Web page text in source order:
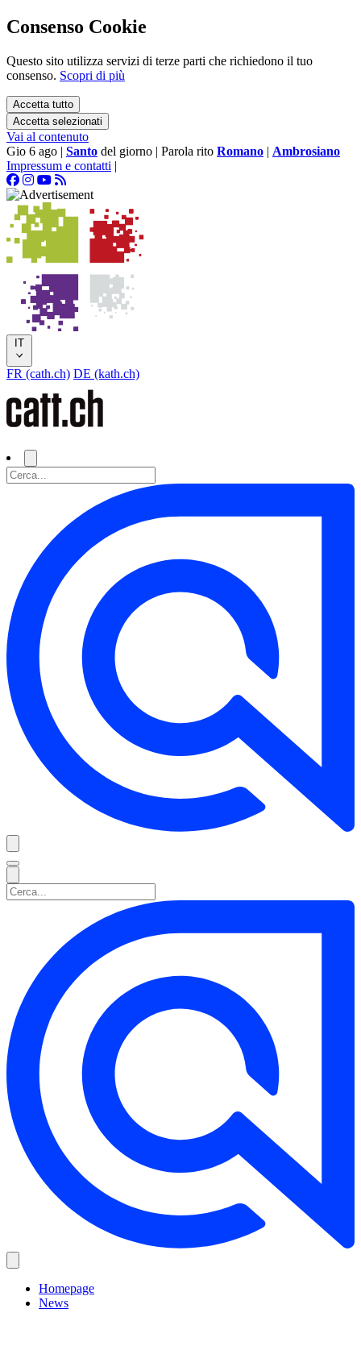
Consenso Cookie
Questo sito utilizza servizi di terze parti che richiedono il tuo
consenso. Scopri di più
Accetta tutto
Accetta selezionati
Vai al contenuto
Gio 6 ago | Santo del giorno | Parola rito Romano | Ambrosiano
Impressum e contatti |
IT
FR (cath.ch) DE (kath.ch)
Homepage
News